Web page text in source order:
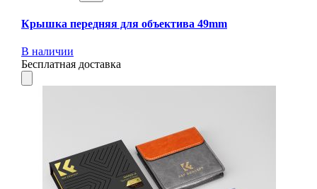
Крышка передняя для объектива 49mm
В наличии
Бесплатная доставка